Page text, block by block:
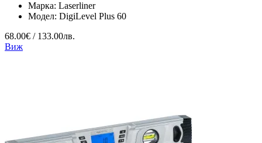
Марка: Laserliner
Модел: DigiLevel Plus 60
68.00€ / 133.00лв.
Виж